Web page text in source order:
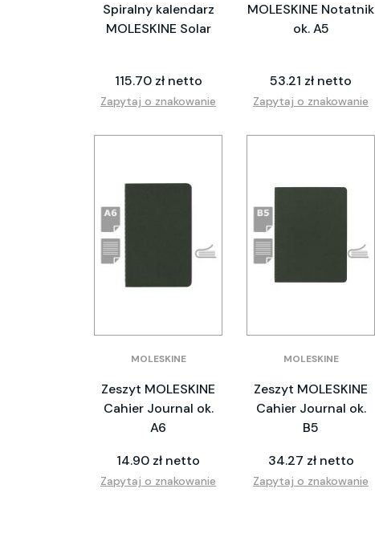
Spiralny kalendarz
MOLESKINE Solar
115.70 zł netto
Zapytaj o znakowanie
MOLESKINE Notatnik
ok. A5
53.21 zł netto
Zapytaj o znakowanie
MOLESKINE
Zeszyt MOLESKINE
Cahier Journal ok.
A6
14.90 zł netto
Zapytaj o znakowanie
MOLESKINE
Zeszyt MOLESKINE
Cahier Journal ok.
B5
34.27 zł netto
Zapytaj o znakowanie